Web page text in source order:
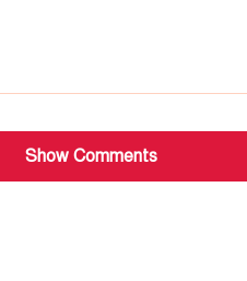
Show Comments